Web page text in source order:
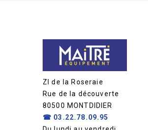
ZI de la Roseraie
Rue de la découverte
80500 MONTDIDIER
☎ 03.22.78.09.95